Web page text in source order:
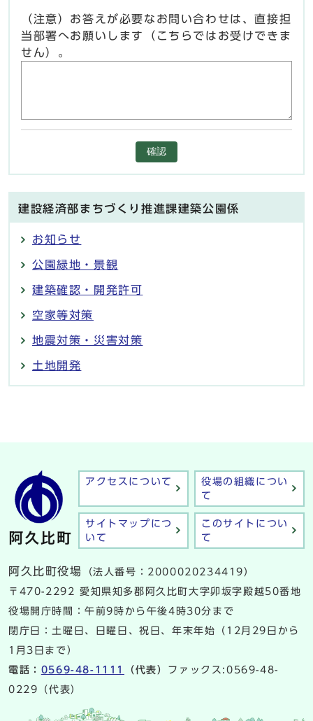
（注意）お答えが必要なお問い合わせは、直接担
当部署へお願いします（こちらではお受けできま
せん）。
確認
建設経済部まちづくり推進課建築公園係
お知らせ
公園緑地・景観
建築確認・開発許可
空家等対策
地震対策・災害対策
土地開発
アクセスについて
役場の組織につい
て
サイトマップにつ
いて
このサイトについ
て
阿久比町役場
（法人番号：2000020234419）
〒470-2292 愛知県知多郡阿久比町大字卯坂字殿越50番地
役場開庁時間：午前9時から午後4時30分まで
閉庁日：土曜日、日曜日、祝日、年末年始（12月29日から
1月3日まで）
電話： 0569-48-1111 （代表） ファックス:0569-48-
0229（代表）